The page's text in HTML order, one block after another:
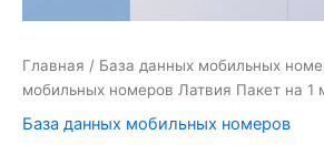
Главная / База данных мобильных
мобильных номеров Латвия Пакет на 1
База данных мобильных номеров